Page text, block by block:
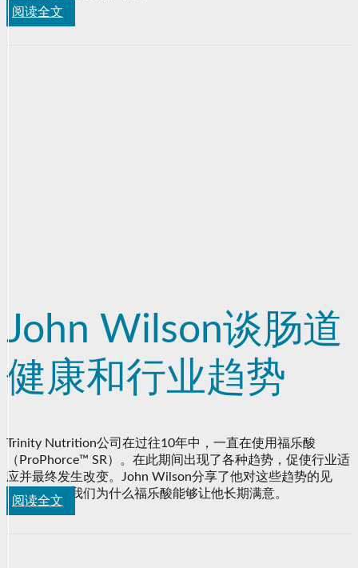
阅读全文
John Wilson谈肠道
健康和行业趋势
Trinity Nutrition公司在过往10年中，一直在使用福乐酸
（ProPhorce™ SR）。在此期间出现了各种趋势，促使行业适
应并最终发生改变。John Wilson分享了他对这些趋势的见
解，并告诉我们为什么福乐酸能够让他长期满意。
阅读全文